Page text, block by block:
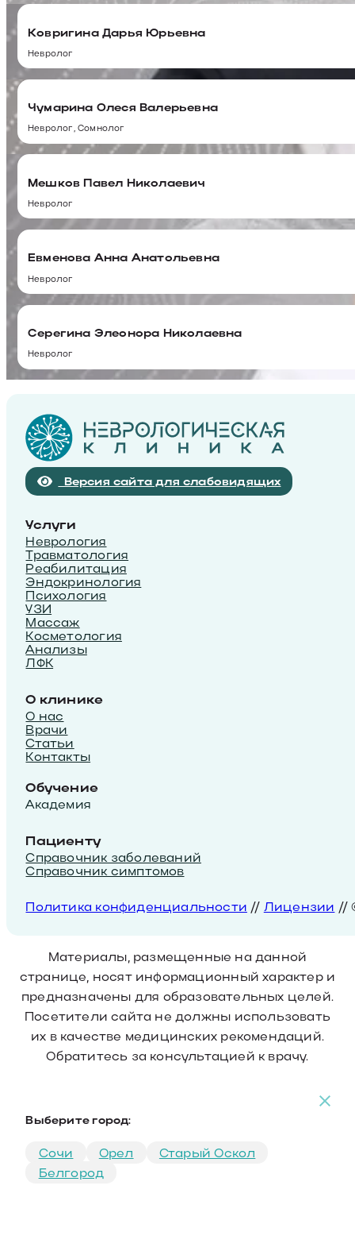
Ковригина Дарья Юрьевна
Невролог
Чумарина Олеся Валерьевна
Невролог, Сомнолог
Мешков Павел Николаевич
Невролог
Евменова Анна Анатольевна
Невролог
Серегина Элеонора Николаевна
Невролог
Версия сайта для слабовидящих
Услуги
Неврология
Травматология
Реабилитация
Эндокринология
Психология
УЗИ
Массаж
Косметология
Анализы
ЛФК
О клинике
О нас
Врачи
Статьи
Контакты
Обучение
Академия
Пациенту
Справочник заболеваний
Справочник симптомов
Политика конфиденциальности // Лицензии //
Материалы, размещенные на данной
странице, носят информационный характер и
предназначены для образовательных целей.
Посетители сайта не должны использовать
их в качестве медицинских рекомендаций.
Обратитесь за консультацией к врачу.
Выберите город:
Сочи Орел
Старый Оскол
Белгород